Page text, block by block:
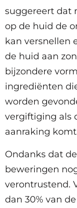
suggereert dat
op de huid de
kan versnellen
de huid aan
bijzondere
ingrediënten
worden
vergiftiging als
aanraking
Ondanks dat
beweringen
verontrustend.
dan 30% van